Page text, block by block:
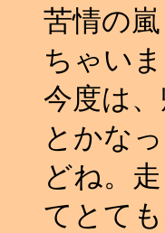
苦情の
ちゃい
今度は
とかな
どね。
てとて